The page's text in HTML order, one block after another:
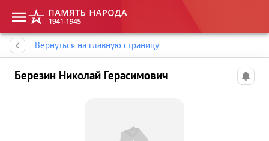
Вернуться на главную страницу
Березин Николай Герасимович
Память народа